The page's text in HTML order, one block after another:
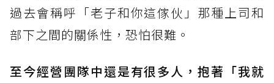
過去會稱呼「老子和你這傢伙」那種上司和
部下之間的關係性，恐怕很難。
至今經營團隊中還是有很多人，抱著「我就